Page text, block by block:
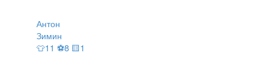
Антон
Зимин
👕11 ⚽8 🟨1